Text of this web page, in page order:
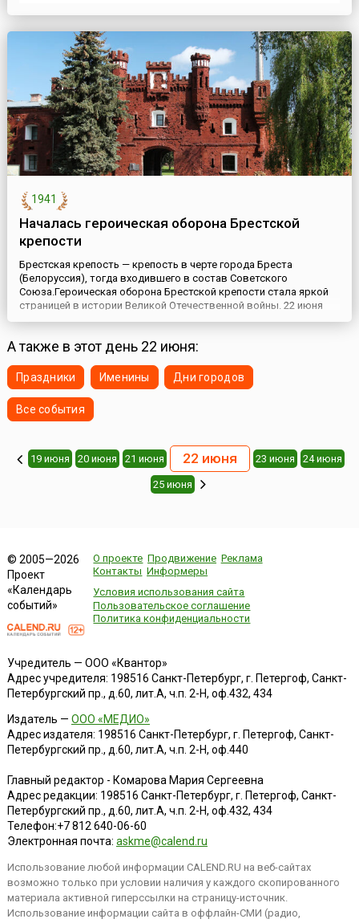
1941
Началась героическая оборона Брестской
крепости
Брестская крепость — крепость в черте города Бреста
(Белоруссия), тогда входившего в состав Советского
Союза.Героическая оборона Брестской крепости стала яркой
страницей в истории Великой Отечественной войны. 22 июня
1941 года командование гитлеровских войск планировало
крепости начался 22 июня в 4 часа 15 минут утра по
А также в этот день 22 июня:
Праздники Именины Дни городов
Все события
19 июня 20 июня 21 июня 22 июня 23 июня 24 июня
25 июня
© 2005—2026
Проект
«Календарь
событий»
О проекте Продвижение Реклама
Контакты Информеры
Условия использования сайта
Пользовательское соглашение
Политика конфиденциальности
Учредитель — ООО «Квантор»
Адрес учредителя: 198516 Санкт-Петербург, г. Петергоф, Санкт-
Петербургский пр., д.60, лит.А, ч.п. 2-Н, оф.432, 434
Издатель — ООО «МЕДИО»
Адрес издателя: 198516 Санкт-Петербург, г. Петергоф, Санкт-
Петербургский пр., д.60, лит.А, ч.п. 2-Н, оф.440
Главный редактор - Комарова Мария Сергеевна
Адрес редакции: 198516 Санкт-Петербург, г. Петергоф, Санкт-
Петербургский пр., д.60, лит.А, ч.п. 2-Н, оф.432, 434
Телефон:+7 812 640-06-60
Электронная почта: askme@calend.ru
Использование любой информации CALEND.RU на веб-сайтах
возможно только при условии наличия у каждого скопированного
материала активной гиперссылки на страницу-источник.
Использование информации сайта в оффлайн-СМИ (радио,